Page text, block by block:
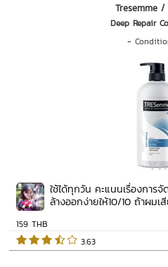
Tresemme /
Deep Repair
-
ใช้ได้ทุกวัน คะแนนเรื่องการ
ล้างออกง่ายให้10/10 ถ้าผมเ
159 THB
3.63